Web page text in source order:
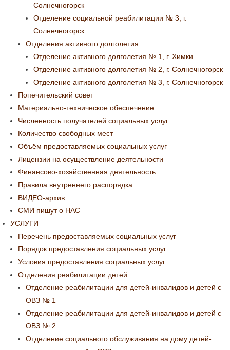
Солнечногорск
Отделение социальной реабилитации № 3, г.
Солнечногорск
Отделения активного долголетия
Отделение активного долголетия № 1, г. Химки
Отделение активного долголетия № 2, г. Солнечногорск
Отделение активного долголетия № 3, г. Солнечногорск
Попечительский совет
Материально-техническое обеспечение
Численность получателей социальных услуг
Количество свободных мест
Объём предоставляемых социальных услуг
Лицензии на осуществление деятельности
Финансово-хозяйственная деятельность
Правила внутреннего распорядка
ВИДЕО-архив
СМИ пишут о НАС
УСЛУГИ
Перечень предоставляемых социальных услуг
Порядок предоставления социальных услуг
Условия предоставления социальных услуг
Отделения реабилитации детей
Отделение реабилитации для детей-инвалидов и детей с
ОВЗ № 1
Отделение реабилитации для детей-инвалидов и детей с
ОВЗ № 2
Отделение социального обслуживания на дому детей-